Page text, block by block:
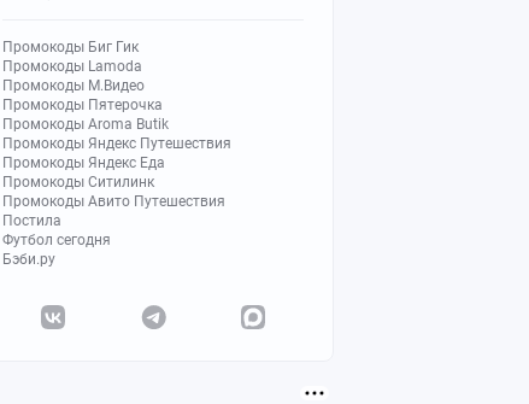
Промокоды Биг Гик
Промокоды Lamoda
Промокоды М.Видео
Промокоды Пятерочка
Промокоды Aroma Butik
Промокоды Яндекс Путешествия
Промокоды Яндекс Еда
Промокоды Ситилинк
Промокоды Авито Путешествия
Постила
Футбол сегодня
Бэби.ру